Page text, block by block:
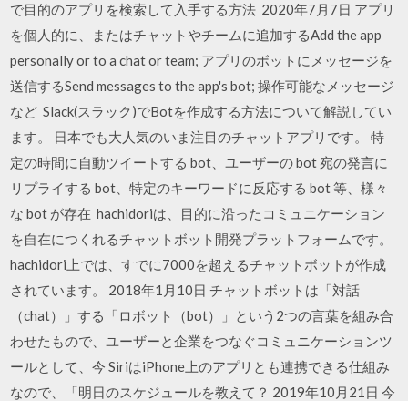
で目的のアプリを検索して入手する方法 2020年7月7日 アプリ
を個人的に、またはチャットやチームに追加するAdd the app
personally or to a chat or team; アプリのボットにメッセージを
送信するSend messages to the app's bot; 操作可能なメッセージ
など Slack(スラック)でBotを作成する方法について解説してい
ます。 日本でも大人気のいま注目のチャットアプリです。 特
定の時間に自動ツイートする bot、ユーザーの bot 宛の発言に
リプライする bot、特定のキーワードに反応する bot 等、様々
な bot が存在 hachidoriは、目的に沿ったコミュニケーション
を自在につくれるチャットボット開発プラットフォームです。
hachidori上では、すでに7000を超えるチャットボットが作成
されています。 2018年1月10日 チャットボットは「対話
（chat）」する「ロボット（bot）」という2つの言葉を組み合
わせたもので、ユーザーと企業をつなぐコミュニケーションツ
ールとして、今 SiriはiPhone上のアプリとも連携できる仕組み
なので、「明日のスケジュールを教えて？ 2019年10月21日 今